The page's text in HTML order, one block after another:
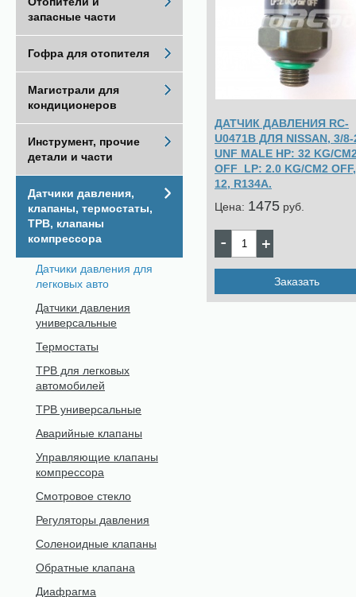
ДАТЧИК ДАВЛЕНИЯ RC-
U0471B ДЛЯ NISSAN, 3/8-
UNF MALE HP: 32 KG/
OFF LP: 2.0 KG/CM2
12, R134A.
Цена: 1475 pуб.
Заказать
запасные части
Гофра для отопителя
Магистрали для
кондиционеров
Инструмент, прочие
детали и части
Датчики давления,
клапаны, термостаты,
ТРВ, клапаны
компрессора
Датчики давления для
легковых авто
Датчики давления
универсальные
Термостаты
ТРВ для легковых
автомобилей
ТРВ универсальные
Аварийные клапаны
Управляющие клапаны
компрессора
Смотровое стекло
Регуляторы давления
Соленоидные клапаны
Обратные клапана
Диафрагма